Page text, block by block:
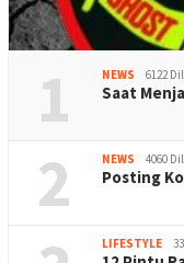
1 NEWS 6122
Saat
2 NEWS 4060
Posting
LIFESTYLE